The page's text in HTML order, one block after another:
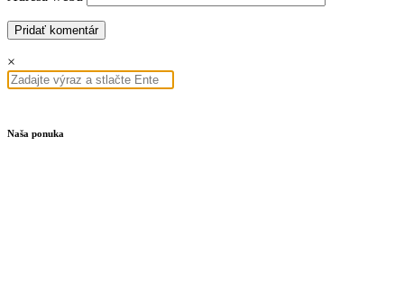
×
Naša ponuka